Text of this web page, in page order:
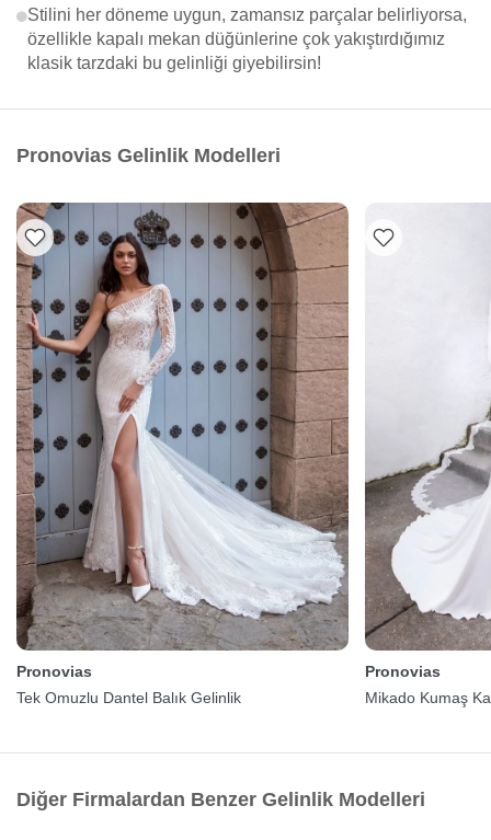
Stilini her döneme uygun, zamansız parçalar belirliyorsa,
özellikle kapalı mekan düğünlerine çok yakıştırdığımız
klasik tarzdaki bu gelinliği giyebilirsin!
Pronovias Gelinlik Modelleri
Pronovias
Tek Omuzlu Dantel Balık Gelinlik
Pronovias
Mikado Kumaş
Diğer Firmalardan Benzer Gelinlik Modelleri